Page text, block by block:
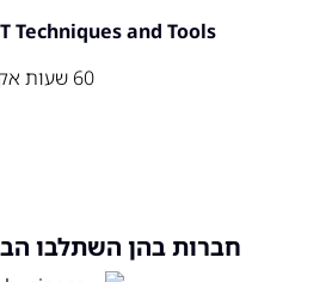
Techniques and Tools
60 שעות אקדמיות
חברות בהן השתלבו